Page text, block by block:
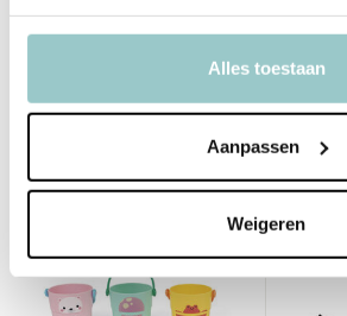
Alles toestaan
Aanpassen
Weigeren
SKU 11.4719
3700217347192
Bekijk ook deze must-haves